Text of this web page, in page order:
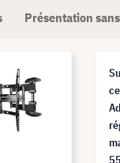
Présentation